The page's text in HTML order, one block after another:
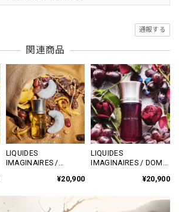
通報する
関連商品
LIQUIDES
IMAGINAIRES /
｜ニッチフレグランス
futashiba248
¥20,900
LIQUIDES
IMAGINAIRES / DOM
レグランス 正規取扱店
¥20,900